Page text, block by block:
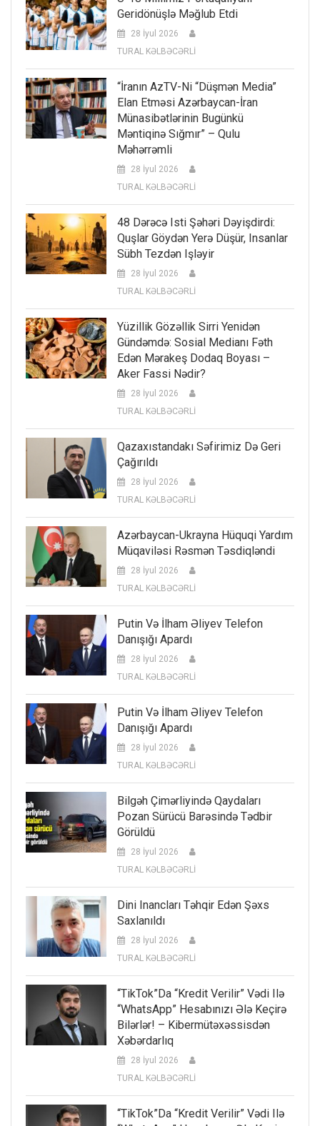
Geridönüşlə Məğlub Etdi
28 İyul 2026
TURAL KƏLBƏCƏRLİ
“İranın AzTV-Ni “düşmən Media”
Elan Etməsi Azərbaycan-İran
Münasibətlərinin Bugünkü
Məntiqinə Sığmır” – Qulu
Məhərrəmli
28 İyul 2026
TURAL KƏLBƏCƏRLİ
48 Dərəcə Isti Şəhəri Dəyişdirdi:
Quşlar Göydən Yerə Düşür, Insanlar
Sübh Tezdən Işləyir
28 İyul 2026
TURAL KƏLBƏCƏRLİ
Yüzillik Gözəllik Sirri Yenidən
Gündəmdə: Sosial Medianı Fəth
Edən Mərakeş Dodaq Boyası –
Aker Fassi Nədir?
28 İyul 2026
TURAL KƏLBƏCƏRLİ
Qazaxıstandakı Səfirimiz Də Geri
Çağırıldı
28 İyul 2026
TURAL KƏLBƏCƏRLİ
Azərbaycan-Ukrayna Hüquqi Yardım
Müqaviləsi Rəsmən Təsdiqləndi
28 İyul 2026
TURAL KƏLBƏCƏRLİ
Putin Və İlham Əliyev Telefon
Danışığı Apardı
28 İyul 2026
TURAL KƏLBƏCƏRLİ
Putin Və İlham Əliyev Telefon
Danışığı Apardı
28 İyul 2026
TURAL KƏLBƏCƏRLİ
Bilgəh Çimərliyində Qaydaları
Pozan Sürücü Barəsində Tədbir
Görüldü
28 İyul 2026
TURAL KƏLBƏCƏRLİ
Dini Inancları Təhqir Edən Şəxs
Saxlanıldı
28 İyul 2026
TURAL KƏLBƏCƏRLİ
“TikTok”da “kredit Verilir” Vədi Ilə
“WhatsApp” Hesabınızı Ələ Keçirə
Bilərlər! – Kibermütəxəssisdən
Xəbərdarlıq
28 İyul 2026
TURAL KƏLBƏCƏRLİ
“TikTok”da “kredit Verilir” Vədi Ilə